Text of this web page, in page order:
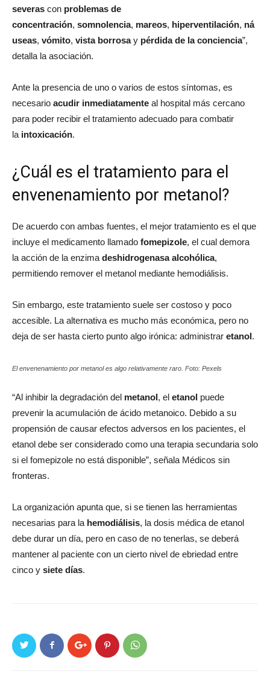
severas con problemas de
concentración, somnolencia, mareos, hiperventilación, ná
useas, vómito, vista borrosay pérdida de la conciencia”,
detalla la asociación.
Ante la presencia de uno o varios de estos síntomas, es
necesario acudir inmediatamente al hospital más cercano
para poder recibir el tratamiento adecuado para combatir
la intoxicación.
¿Cuál es el tratamiento para el
envenenamiento por metanol?
De acuerdo con ambas fuentes, el mejor tratamiento es el que
incluye el medicamento llamado fomepizole, el cual demora
la acción de la enzima deshidrogenasa alcohólica,
permitiendo remover el metanol mediante hemodiálisis.
Sin embargo, este tratamiento suele ser costoso y poco
accesible. La alternativa es mucho más económica, pero no
deja de ser hasta cierto punto algo irónica: administrar etanol.
El envenenamiento por metanol es algo relativamente raro. Foto: Pexels
“Al inhibir la degradación del metanol, el etanol puede
prevenir la acumulación de ácido metanoico. Debido a su
propensión de causar efectos adversos en los pacientes, el
etanol debe ser considerado como una terapia secundaria solo
si el fomepizole no está disponible”, señala Médicos sin
fronteras.
La organización apunta que, si se tienen las herramientas
necesarias para la hemodiálisis, la dosis médica de etanol
debe durar un día, pero en caso de no tenerlas, se deberá
mantener al paciente con un cierto nivel de ebriedad entre
cinco y siete días.